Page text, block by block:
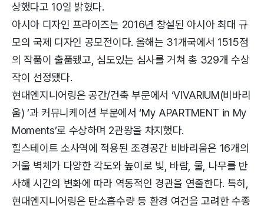
상했다고 10일 밝혔다.
아시아 디자인 프라이즈는 2016년 창설된 아시아 최대 규
모의 국제 디자인 공모전이다. 올해는 31개국에서 1515점
의 작품이 출품됐고, 심도있는 심사를 거쳐 총 329개 수상
작이 선정됐다.
현대엔지니어링은 공간/건축 부문에서 ‘VIVARIUM(비바리
움) ’과 커뮤니케이션 부문에서 ‘My APARTMENT in My
Moments’로 수상하며 2관왕을 차지했다.
힐스테이트 소사역에 적용된 조경공간 비바리움은 16개의
거울 벽체가 다양한 각도와 높이로 빛, 바람, 물, 나무를 반
사해 시간의 변화에 따라 역동적인 경관을 연출한다. 특히,
현대엔지니어링은 탄소흡수량 등 환경 여건을 고려한 수종